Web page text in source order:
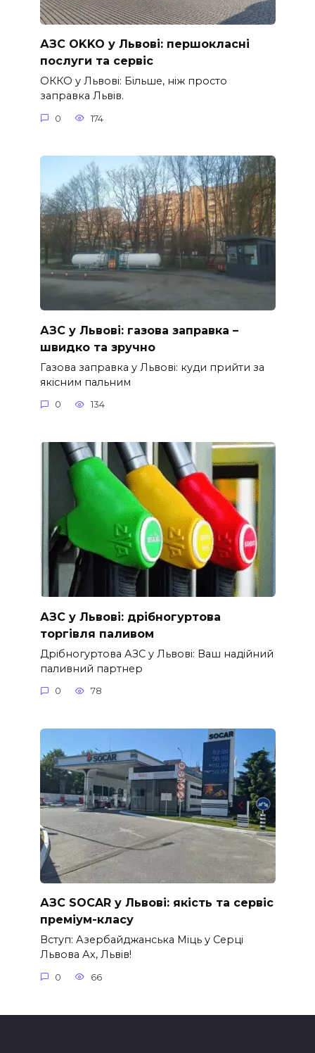
АЗС OKKO у Львові: першокласні
послуги та сервіс
ОККО у Львові: Більше, ніж просто
заправка Львів.
0 174
АЗС у Львові: газова заправка –
швидко та зручно
Газова заправка у Львові: куди прийти за
якісним пальним
0 134
АЗС у Львові: дрібногуртова
торгівля паливом
Дрібногуртова АЗС у Львові: Ваш надійний
паливний партнер
0 78
АЗС SOCAR у Львові: якість та сервіс
преміум-класу
Вступ: Азербайджанська Міць у Серці
Львова Ах, Львів!
0 66